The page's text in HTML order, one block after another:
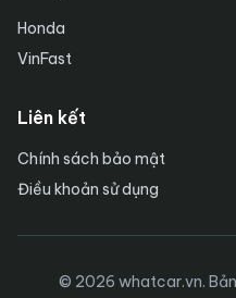
Honda
VinFast
Liên kết
Chính sách bảo mật
Điều khoản sử dụng
© 2026 whatcar.vn.